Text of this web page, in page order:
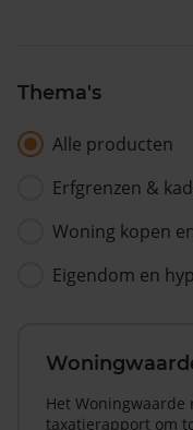
Thema's
Alle producten
Erfgrenzen &
Woning kopen
Eigendom en
Het
taxatierapport om